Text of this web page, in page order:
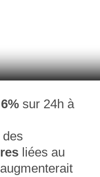
6% sur 24h à
des
liées au
augmenterait